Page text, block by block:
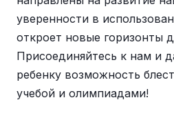
уверенности в
откроет новые горизонты
Присоединяйтесь к нам и
ребенку возможность
учебой и олимпиадами!